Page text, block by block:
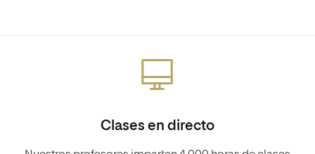
Clases en directo